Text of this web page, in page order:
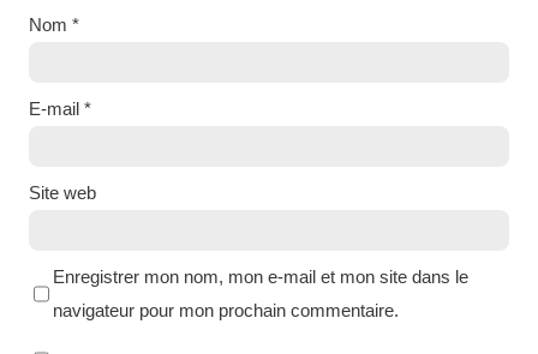
Nom *
E-mail *
Site web
Enregistrer mon nom, mon e-mail et mon site dans le
navigateur pour mon prochain commentaire.